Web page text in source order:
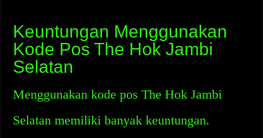
Keuntungan Menggunakan
Kode Pos The Hok Jambi
Selatan
Menggunakan kode pos The Hok Jambi
Selatan memiliki banyak keuntungan.